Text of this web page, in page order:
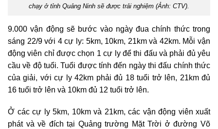
chạy ở tỉnh Quảng Ninh sẽ được trải nghiệm (Ảnh: CTV).
9.000 vận động sẽ bước vào ngày đua chính thức trong
sáng 22/9 với 4 cự ly: 5km, 10km, 21km và 42km. Mỗi vận
động viên chỉ được chọn 1 cự ly để thi đấu và phải đủ yêu
cầu về độ tuổi. Tuổi được tính đến ngày thi đấu chính thức
của giải, với cự ly 42km phải đủ 18 tuổi trở lên, 21km đủ
16 tuổi trở lên và 10km đủ 12 tuổi trở lên.
Ở các cự ly 5km, 10km và 21km, các vận động viên xuất
phát và về đích tại Quảng trường Mặt Trời ở đường Võ